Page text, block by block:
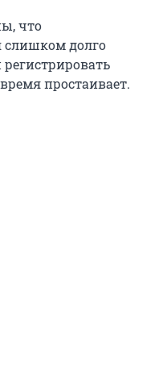
что
слишком долго
простаивает.